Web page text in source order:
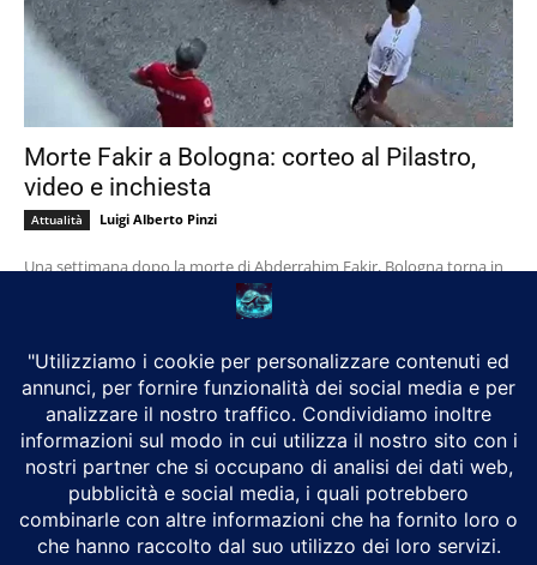
Morte Fakir a Bologna: corteo al Pilastro,
video e inchiesta
Attualità Luigi Alberto Pinzi
Una settimana dopo la morte di Abderrahim Fakir, Bologna torna in
piazza. Nel pomeriggio di domenica 26 luglio il quartiere Pilastro